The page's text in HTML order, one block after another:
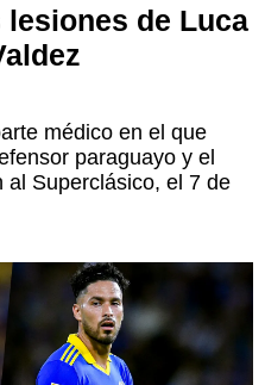
de Luca
médico en el que
paraguayo y el
al Superclásico, el 7 de